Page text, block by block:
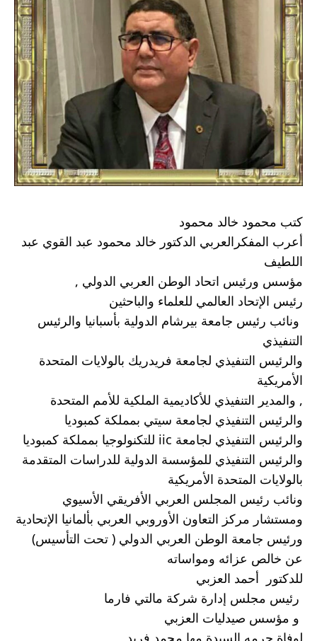
كتب محمود خالد محمود
اللطيف
مؤسس ورئيس اتحاد الوطن العربي الدولي ,
رئيس الإتحاد العالمي للعلماء والباحثين
التنفيذي
الأمريكية
, والمدير التنفيذي للأكاديمية الملكية للأمم المتحدة
والرئيس التنفيذي لجامعة سيتي بمملكة كمبوديا
والرئيس التنفيذي لجامعة iic للتكنولوجيا بمملكة كمبوديا
بالولايات المتحدة الأمريكية
ونائب رئيس المجلس العربي الأفريقي الأسيوي
ومستشار مركز التعاون الأوروبي العربي بألمانيا الإتحادية
ورئيس جامعة الوطن العربي الدولي ( تحت التأسيس)
عن خالص عزائه ومواساته
للدكتور  أحمد العزبي
لوفاة حرمه السيدة مها محمد فريد